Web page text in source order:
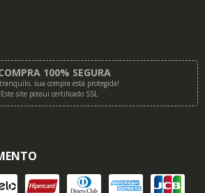
100% SEGURA
sua compra está protegida!
Este site possui certificado SSL